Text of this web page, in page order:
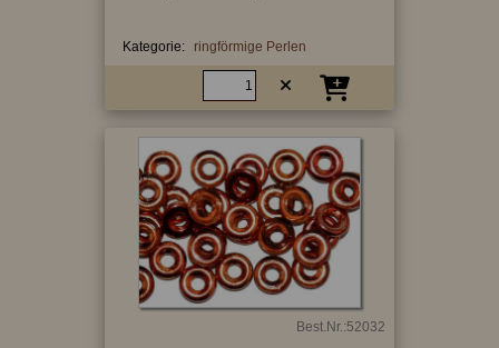
Kategorie: ringförmige Perlen
Best.Nr.:52032